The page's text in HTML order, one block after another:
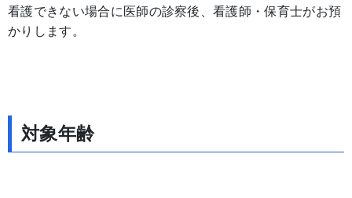
看護できない場合に医師の診察後、看護師・保育士がお預
かりします。
対象年齢